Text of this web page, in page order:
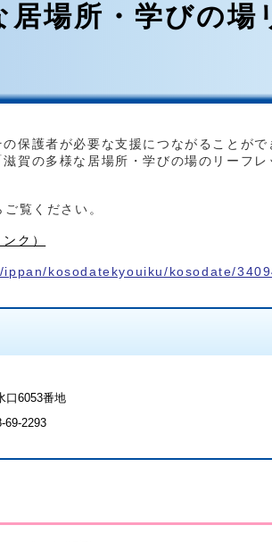
居場所・学びの場
保護者が必要な支援につながることが
賀の多様な居場所・学びの場のリーフ
覧ください。
ク）
kosodatekyouiku/kosodate/
口6053番地
69-2293